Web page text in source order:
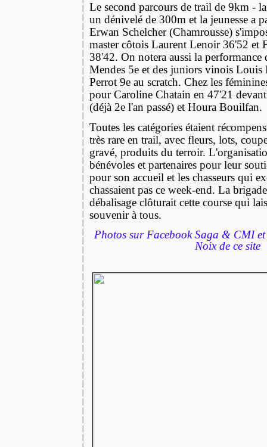
Le second parcours de trail de 9km -
un dénivelé de 300m et la jeunesse a
Erwan Schelcher (Chamrousse)
master côtois Laurent Lenoir 36'52 et
38'42. On notera aussi la performance
Mendes 5e et des juniors vinois Louis
Perrot 9e au scratch. Chez les
pour Caroline Chatain en 47'21
(déjà 2e l'an passé) et Houra Bouilfan.
Toutes les catégories étaient
très rare en trail, avec fleurs, lots,
gravé, produits du terroir.
bénévoles et partenaires pour leur
pour son accueil et les chasseurs qui
chassaient pas ce week-end. La
débalisage clôturait cette course qui
souvenir à tous.
Photos sur Facebook Saga & CMI
Noix de ce site